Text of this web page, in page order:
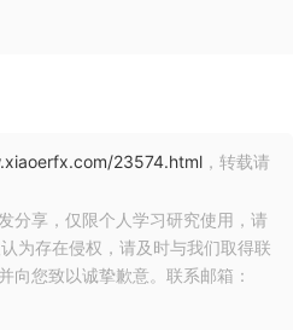
23574.html ，转载请
分享，仅限个人学习研究使用，请
为存在侵权，请及时与我们取得联
向您致以诚挚歉意。联系邮箱：